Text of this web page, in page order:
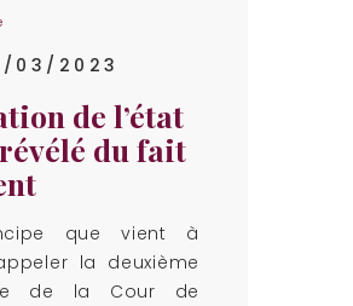
03/2023
de l’état
du fait
que vient à
la deuxième
de la Cour de